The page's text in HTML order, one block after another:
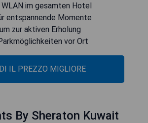
im gesamten Hotel
entspannende Momente
zur aktiven Erholung
vor Ort
IL PREZZO MIGLIORE
By Sheraton Kuwait